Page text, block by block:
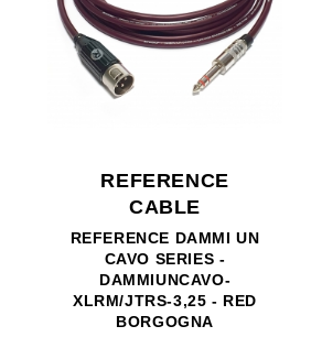
REFERENCE
CABLE
REFERENCE ELITE
SERIES - RIC01-BL-JJ-6-
N - JACK/JACK -
SWITCHCRAFT - BLUE
6M